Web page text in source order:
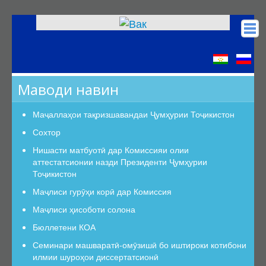
КОА
Низомномаҳо
Шуъбаи аттестатсионӣ
Шуъбаҳои аттестатсионии илмӣ
Дастурамалҳои вазифавии кормандони шуъба
Раёсат
Аъзои Раёсат
Маводи навин
Маҷаллаҳои тақризшавандаи Ҷумҳурии Тоҷикистон
Сохтор
Нишасти матбуотӣ дар Комиссияи олии
аттестатсионии назди Президенти Ҷумҳурии
Тоҷикистон
Маҷлиси гурӯҳи корӣ дар Комиссия
Маҷлиси ҳисоботи солона
Бюллетени КОА
Семинари машваратӣ-омӯзишӣ бо иштироки котибони
илмии шуроҳои диссертатсионӣ